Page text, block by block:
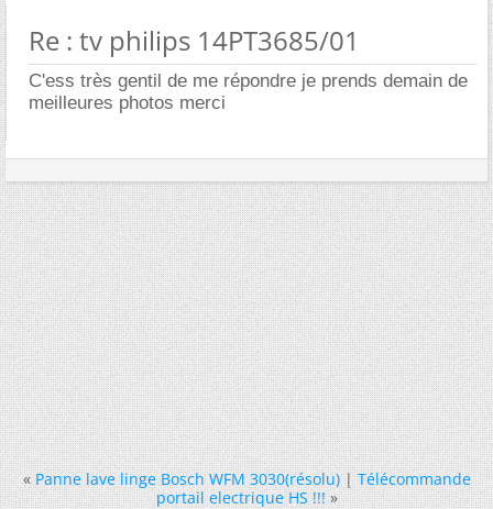
Re : tv philips 14PT3685/01
C'ess très gentil de me répondre je prends demain de
meilleures photos merci
« Panne lave linge Bosch WFM 3030(résolu)|Télécommande
portail electrique HS !!! »